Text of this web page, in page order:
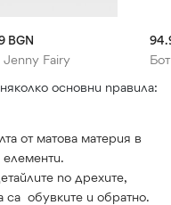
Jenny Fairy
BGN
основни правила:
от матова материя в
елементи.
по дрехите,
са обувките и обратно.